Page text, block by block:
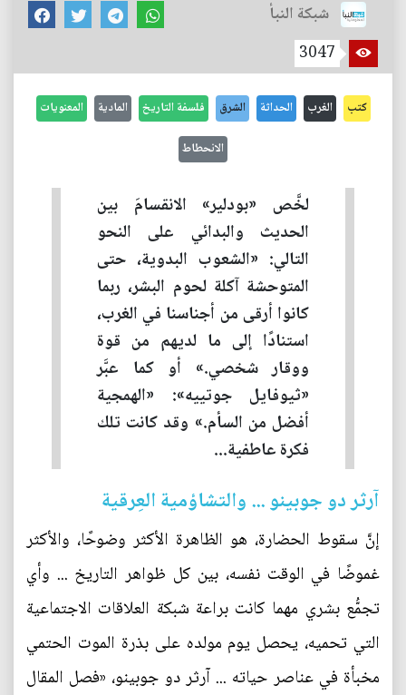
شبكة النبأ
3047
كتب الغرب الحداثة الشرق فلسفة التاريخ المادية المعنويات
الانحطاط
لخَّص «بودلير» الانقسامَ بين
الحديث والبدائي على النحو
التالي: «الشعوب البدوية، حتى
المتوحشة آكلة لحوم البشر، ربما
كانوا أرقى من أجناسنا في الغرب،
استنادًا إلى ما لديهم من قوة
ووقار شخصي.» أو كما عبَّر
«ثيوفايل جوتييه»: «الهمجية
أفضل من السأم.» وقد كانت تلك
فكرة عاطفية...
آرثر دو جوبينو ... والتشاؤمية العِرقية
إنَّ سقوط الحضارة، هو الظاهرة الأكثر وضوحًا، والأكثر
غموضًا في الوقت نفسه، بين كل ظواهر التاريخ ... وأي
تجمُّع بشري مهما كانت براعة شبكة العلاقات الاجتماعية
التي تحميه، يحصل يوم مولده على بذرة الموت الحتمي
مخبأة في عناصر حياته ... آرثر دو جوبينو، «فصل المقال